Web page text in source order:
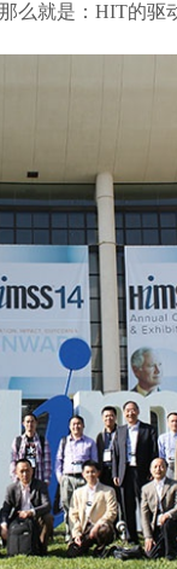
么就是：HIT的驱